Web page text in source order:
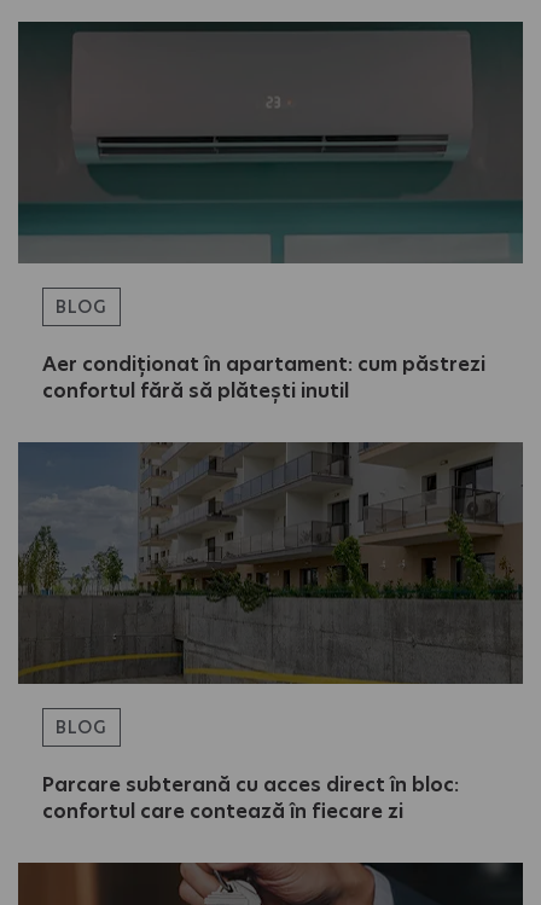
BLOG
Aer condiționat în apartament: cum păstrezi
confortul fără să plătești inutil
BLOG
Parcare subterană cu acces direct în bloc:
confortul care contează în fiecare zi